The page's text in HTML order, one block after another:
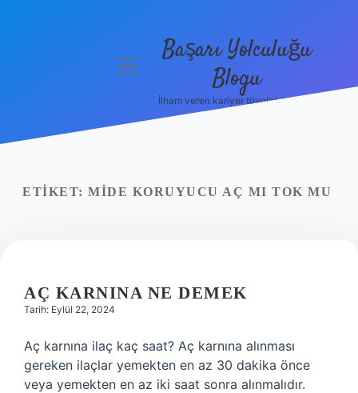
menüyüBaşarı Yolculuğu
Blogu
İlham veren kariyer tüyoları burada!
ETIKET: MIDE KORUYUCU AÇ MI TOK MU
AÇ KARNINA NE DEMEK
Tarih: Eylül 22, 2024
Aç karnına ilaç kaç saat? Aç karnına alınması
gereken ilaçlar yemekten en az 30 dakika önce
veya yemekten en az iki saat sonra alınmalıdır.